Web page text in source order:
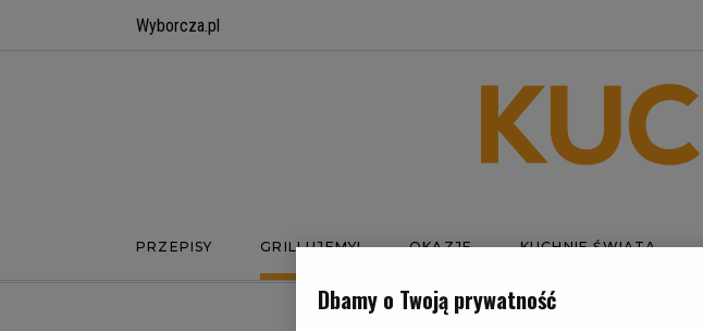
Wyborcza.pl
PRZEPISY GRILLUJEMY! OKAZJE KUCHNIE ŚWIATA
Dbamy o Twoją prywatność